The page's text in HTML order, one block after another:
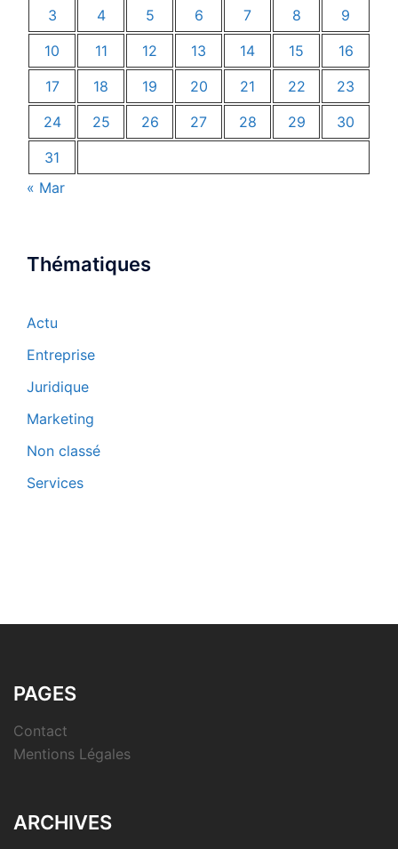
3
4 5 6 7 8
9
10
11 12 13 14 15
16
17
18 19 20 21 22
23
24
25 26 27 28 29
30
31
« Mar
Thématiques
Actu
Entreprise
Juridique
Marketing
Non classé
Services
PAGES
Contact
Mentions Légales
ARCHIVES